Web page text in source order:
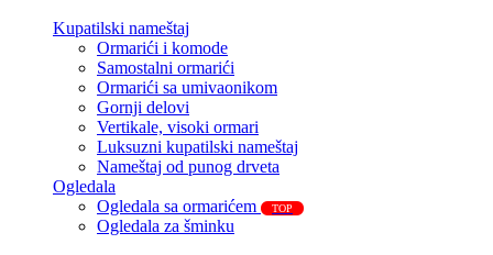
Kupatilski nameštaj
Ormarići i komode
Samostalni ormarići
Ormarići sa umivaonikom
Gornji delovi
Vertikale, visoki ormari
Luksuzni kupatilski nameštaj
Nameštaj od punog drveta
Ogledala
Ogledala sa ormarićem
TOP
Ogledala za šminku